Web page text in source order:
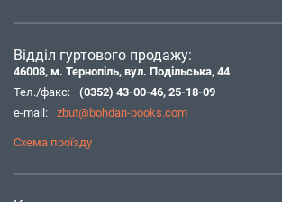
Відділ гуртового продажу:
46008, м. Тернопіль, вул. Подільська, 44
Тел./факс:
(0352) 43-00-46, 25-18-09
e-mail:
zbut@bohdan-books.com
Схема проїзду